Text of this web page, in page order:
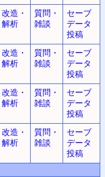
改造・
解析
質問・
雑談
セーブ
データ
投稿
改造・
解析
質問・
雑談
セーブ
データ
投稿
改造・
解析
質問・
雑談
セーブ
データ
投稿
改造・
解析
質問・
雑談
セーブ
データ
投稿